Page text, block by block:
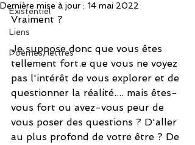
Existentiel
Liens
Poèmes, lettres
Dernière mise à jour : 14 mai 2022
Vraiment ?
Je suppose donc que vous êtes
tellement fort.e que vous ne voyez
pas l'intérêt de vous explorer et de
questionner la réalité.... mais êtes-
vous fort ou avez-vous peur de
vous poser des questions ? D'aller
au plus profond de votre être ? De